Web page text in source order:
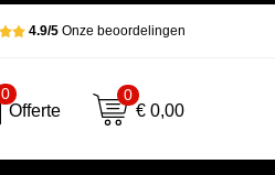
4.9/5Onze beoordelingen
0
Offerte
0
€ 0,00